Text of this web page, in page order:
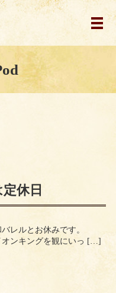
メ
休日
レルとお休みです。
オンキングを観にいっ […]